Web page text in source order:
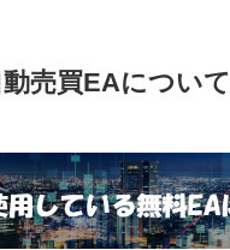
売買EAについて